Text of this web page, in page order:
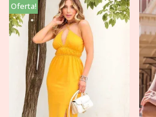
Oferta!